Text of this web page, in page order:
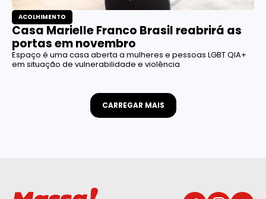
ACOLHIMENTO
Casa Marielle Franco Brasil reabrirá as
portas em novembro
Espaço é uma casa aberta a mulheres e pessoas LGBT QIA+
em situação de vulnerabilidade e violência
CARREGAR MAIS